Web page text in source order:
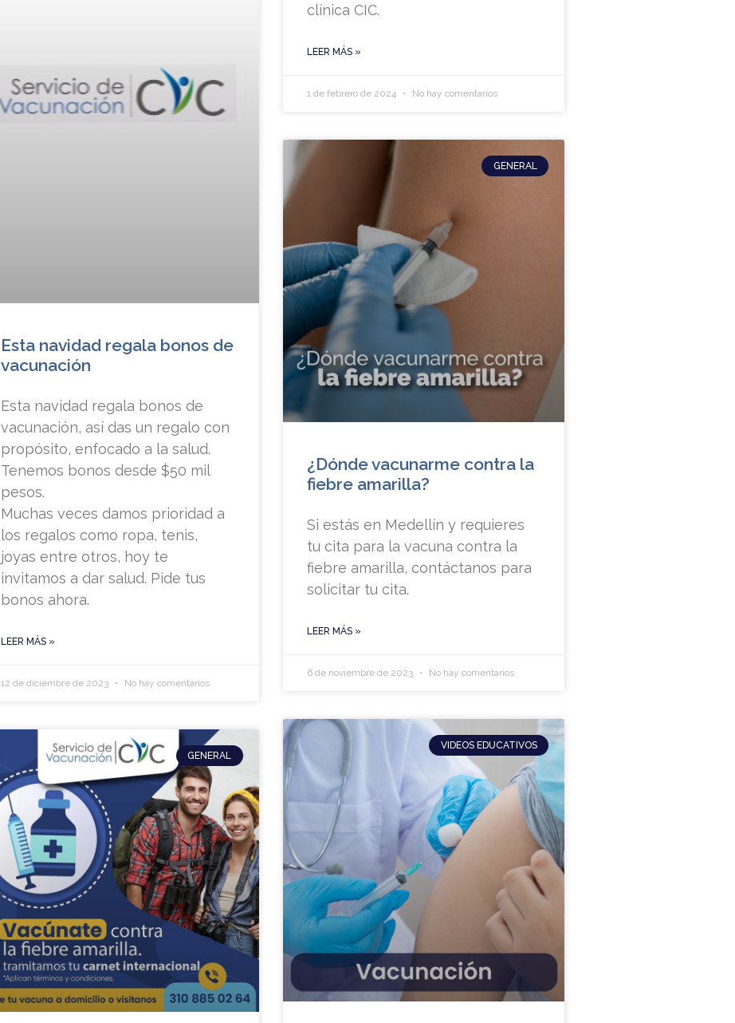
clínica CIC.
LEER MÁS »
1 de febrero de 2024 No hay comentarios
Esta navidad regala bonos de
vacunación
Esta navidad regala bonos de
vacunación, así das un regalo con
propósito, enfocado a la salud.
Tenemos bonos desde $50 mil
pesos.
Muchas veces damos prioridad a
los regalos como ropa, tenis,
joyas entre otros, hoy te
invitamos a dar salud. Pide tus
bonos ahora.
LEER MÁS »
12 de diciembre de 2023 No hay comentarios
GENERAL
¿Dónde vacunarme contra la
fiebre amarilla?
Si estás en Medellín y requieres
tu cita para la vacuna contra la
fiebre amarilla, contáctanos para
solicitar tu cita.
LEER MÁS »
6 de noviembre de 2023 No hay comentarios
GENERAL
VIDEOS EDUCATIVOS